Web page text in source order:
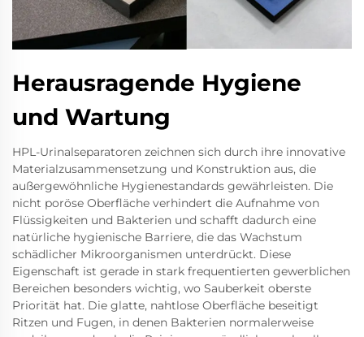
Herausragende Hygiene
und Wartung
HPL-Urinalseparatoren zeichnen sich durch ihre innovative
Materialzusammensetzung und Konstruktion aus, die
außergewöhnliche Hygienestandards gewährleisten. Die
nicht poröse Oberfläche verhindert die Aufnahme von
Flüssigkeiten und Bakterien und schafft dadurch eine
natürliche hygienische Barriere, die das Wachstum
schädlicher Mikroorganismen unterdrückt. Diese
Eigenschaft ist gerade in stark frequentierten gewerblichen
Bereichen besonders wichtig, wo Sauberkeit oberste
Priorität hat. Die glatte, nahtlose Oberfläche beseitigt
Ritzen und Fugen, in denen Bakterien normalerweise